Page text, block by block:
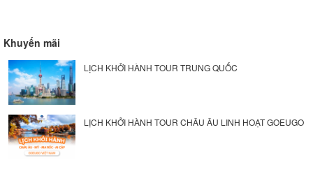
Khuyến mãi
LỊCH KHỞI HÀNH TOUR TRUNG QUỐC
LỊCH KHỞI HÀNH TOUR CHÂU ÂU LINH HOẠT GOEUGO